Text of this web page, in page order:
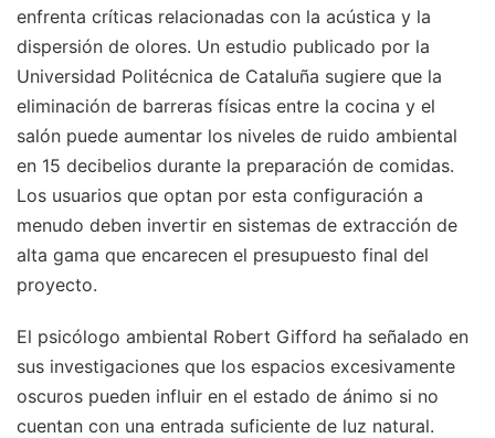
enfrenta críticas relacionadas con la acústica y la
dispersión de olores. Un estudio publicado por la
Universidad Politécnica de Cataluña sugiere que la
eliminación de barreras físicas entre la cocina y el
salón puede aumentar los niveles de ruido ambiental
en 15 decibelios durante la preparación de comidas.
Los usuarios que optan por esta configuración a
menudo deben invertir en sistemas de extracción de
alta gama que encarecen el presupuesto final del
proyecto.
El psicólogo ambiental Robert Gifford ha señalado en
sus investigaciones que los espacios excesivamente
oscuros pueden influir en el estado de ánimo si no
cuentan con una entrada suficiente de luz natural.